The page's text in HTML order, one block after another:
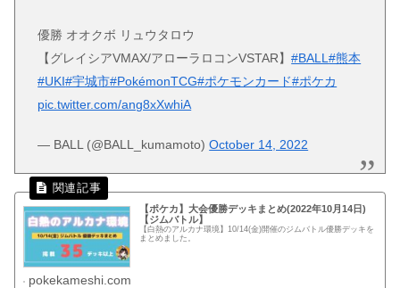
優勝 オオクボ リュウタロウ
【グレイシアVMAX/アローラロコンVSTAR】#BALL#熊本
#UKI#宇城市#PokémonTCG#ポケモンカード#ポケカ
pic.twitter.com/ang8xXwhiA
— BALL (@BALL_kumamoto)October 14, 2022
【ポケカ】大会優勝デッキまとめ(2022年10月14日)
【ジムバトル】
【白熱のアルカナ環境】10/14(金)開催のジムバトル優勝デッキを
まとめました。
pokekameshi.com